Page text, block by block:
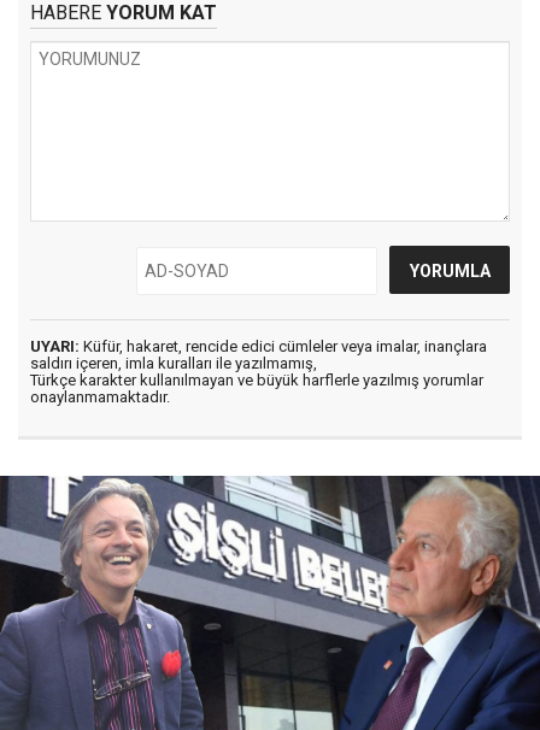
HABERE YORUM KAT
UYARI: Küfür, hakaret, rencide edici cümleler veya imalar, inançlara
saldırı içeren, imla kuralları ile yazılmamış,
Türkçe karakter kullanılmayan ve büyük harflerle yazılmış yorumlar
onaylanmamaktadır.